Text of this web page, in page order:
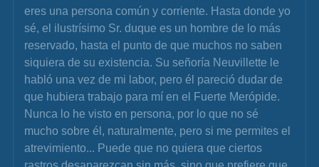
eres una persona común y corriente. Hasta donde yo
sé, el ilustrísimo Sr. duque es un hombre de lo más
reservado, hasta el punto de que muchos no saben
siquiera de su existencia. Su señoría Neuvillette le
habló una vez de mi labor, pero él pareció dudar de
que hubiera trabajo para mí en el Fuerte Merópide.
Nunca lo he visto en persona, por lo que no sé
mucho sobre él, naturalmente, pero si me permites el
atrevimiento... Puede que no quiera que ciertos